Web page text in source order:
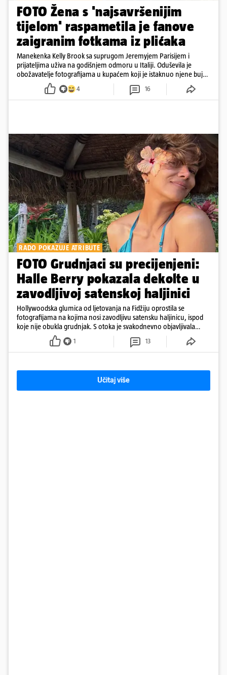
FOTO Žena s 'najsavršenijim
tijelom' raspametila je fanove
zaigranim fotkama iz plićaka
Manekenka Kelly Brook sa suprugom Jeremyjem Parisijem i
prijateljima uživa na godišnjem odmoru u Italiji. Oduševila je
obožavatelje fotografijama u kupaćem koji je istaknuo njene bujne
4 16
RADO POKAZUJE ATRIBUTE
FOTO Grudnjaci su precijenjeni:
Halle Berry pokazala dekolte u
zavodljivoj satenskoj haljinici
Hollywoodska glumica od ljetovanja na Fidžiju oprostila se
fotografijama na kojima nosi zavodljivu satensku haljinicu, ispod
koje nije obukla grudnjak. S otoka je svakodnevno objavljivala
fotografije u kupaćem
1 13
Učitaj više